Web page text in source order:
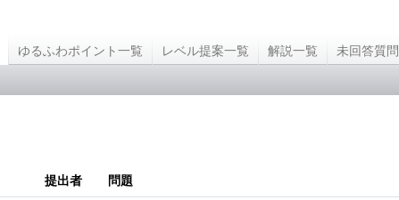
ゆるふわポイント一覧 レベル提案一覧 解説一覧 未回答質問
提出者 問題